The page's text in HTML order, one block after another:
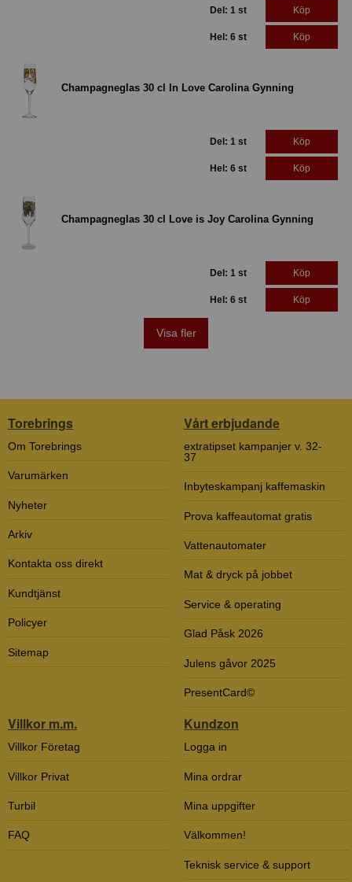
Del: 1 st Köp
Hel: 6 st Köp
Champagneglas 30 cl In Love Carolina Gynning
Del: 1 st Köp
Hel: 6 st Köp
Champagneglas 30 cl Love is Joy Carolina Gynning
Del: 1 st Köp
Hel: 6 st Köp
Visa fler
Torebrings
Om Torebrings
Varumärken
Nyheter
Arkiv
Kontakta oss direkt
Kundtjänst
Policyer
Sitemap
Vårt erbjudande
extratipset kampanjer v. 32-
37
Inbyteskampanj kaffemaskin
Prova kaffeautomat gratis
Vattenautomater
Mat & dryck på jobbet
Service & operating
Glad Påsk 2026
Julens gåvor 2025
PresentCard©
Villkor m.m.
Villkor Företag
Villkor Privat
Turbil
FAQ
Kundzon
Logga in
Mina ordrar
Mina uppgifter
Välkommen!
Teknisk service & support